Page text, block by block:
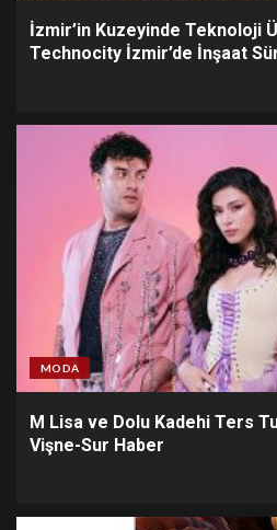
İzmir’in Kuzeyinde Teknoloji
Technocity İzmir’de İnşaat
MODA
M Lisa ve Dolu Kadehi Ters
Vişne-Sur Haber